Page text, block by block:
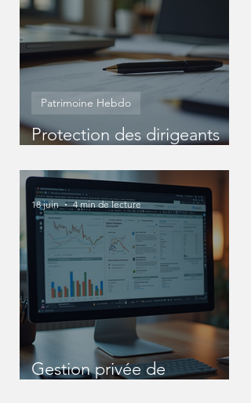
Protection des dirigeants
efficacement votre statut
de dirigeant
Patrimoine Hebdo
Gestion privée de
18 juin 4 min de lecture